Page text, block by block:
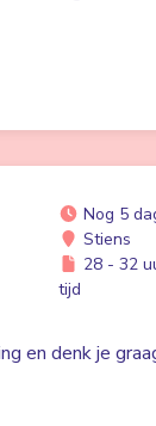
Nog 5
Stiens
28 - 32
tijd
en denk je